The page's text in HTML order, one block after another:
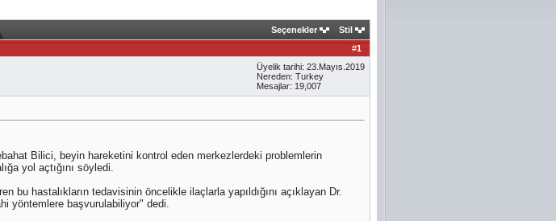
Seçenekler
Stil
#1
Üyelik tarihi: 23.Mayıs.2019
Nereden: Turkey
Mesajlar: 19,007
Bilici, beyin hareketini kontrol eden merkezlerdeki problemlerin
yol açtığını söyledi.
hastalıkların tedavisinin öncelikle ilaçlarla yapıldığını açıklayan Dr.
yöntemlere başvurulabiliyor" dedi.